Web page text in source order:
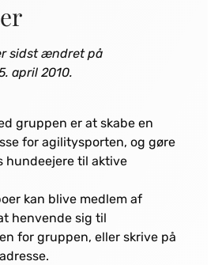
sidst ændret på
april 2010.
gruppen er at skabe en
for agilitysporten, og gøre
hundeejere til aktive
kan blive medlem af
henvende sig til
for gruppen, eller skrive på